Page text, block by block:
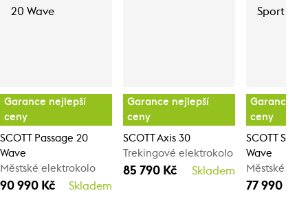
Garance nejlepší
ceny
SCOTT Passage 20
Wave
Městské elektrokolo
90 990 Kč Skladem
Garance nejlepší
ceny
SCOTT Axis 30
Trekingové elektrokolo
85 790 Kč Skladem
Garance
ceny
SCOTT Sub
Wave
Městské
77 990 Kč